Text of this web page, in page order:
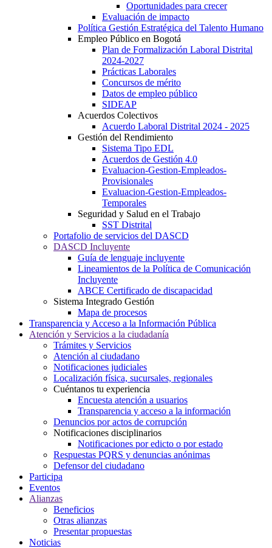
Oportunidades para crecer
Evaluación de impacto
Política Gestión Estratégica del Talento Humano
Empleo Público en Bogotá
Plan de Formalización Laboral Distrital
2024-2027
Prácticas Laborales
Concursos de mérito
Datos de empleo público
SIDEAP
Acuerdos Colectivos
Acuerdo Laboral Distrital 2024 - 2025
Gestión del Rendimiento
Sistema Tipo EDL
Acuerdos de Gestión 4.0
Evaluacion-Gestion-Empleados-
Provisionales
Evaluacion-Gestion-Empleados-
Temporales
Seguridad y Salud en el Trabajo
SST Distrital
Portafolio de servicios del DASCD
DASCD Incluyente
Guía de lenguaje incluyente
Lineamientos de la Política de Comunicación
Incluyente
ABCE Certificado de discapacidad
Sistema Integrado Gestión
Mapa de procesos
Transparencia y Acceso a la Información Pública
Atención y Servicios a la ciudadanía
Trámites y Servicios
Atención al ciudadano
Notificaciones judiciales
Localización física, sucursales, regionales
Cuéntanos tu experiencia
Encuesta atención a usuarios
Transparencia y acceso a la información
Denuncios por actos de corrupción
Notificaciones disciplinarios
Notificaciones por edicto o por estado
Respuestas PQRS y denuncias anónimas
Defensor del ciudadano
Participa
Eventos
Alianzas
Beneficios
Otras alianzas
Presentar propuestas
Noticias